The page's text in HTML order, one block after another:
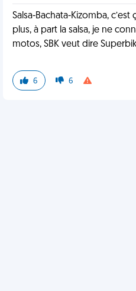
Salsa-Bachata-Kizomba,
plus, à part la salsa, je ne
motos, SBK veut dire
6 6